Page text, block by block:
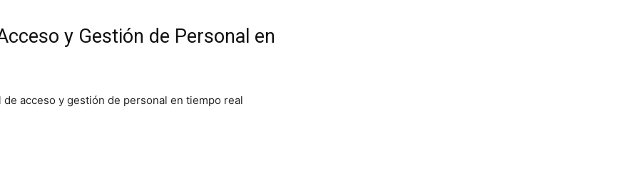
y Gestión de Personal en
acceso y gestión de personal en tiempo real